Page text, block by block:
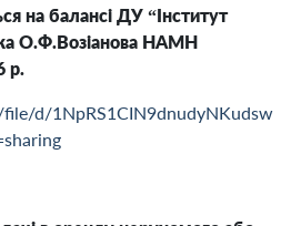
на балансі ДУ “Інститут
О.Ф.Возіанова НАМН
р.
d/1NpRS1CIN9dnudyNKudsw